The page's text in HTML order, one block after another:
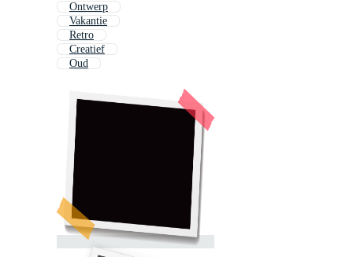
Ontwerp
Vakantie
Retro
Creatief
Oud